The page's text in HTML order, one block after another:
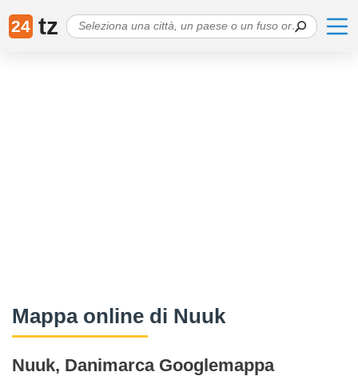
24 tz
Mappa online di Nuuk
Nuuk, Danimarca Googlemappa